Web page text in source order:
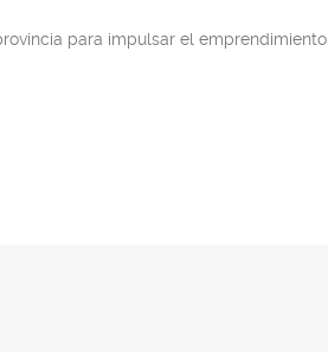
para impulsar el emprendimiento